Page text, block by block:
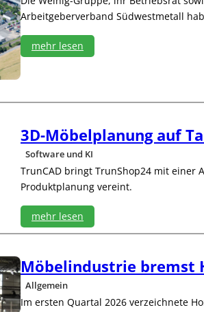
W
K
I
:
e
e
e
i
u
n
Arbeitgeberverband Südwestmetall
mehr lesen
Z
k
n
f
s
t
a
r
f
e
r
t
r
3D-Möbelplanung auf
Software und KI
TrunCAD bringt TrunShop24 mit einer
Produktplanung vereint.
mehr lesen
:
D
-
M
ö
Möbelindustrie bremst
Allgemein
Im ersten Quartal 2026 verzeichnete